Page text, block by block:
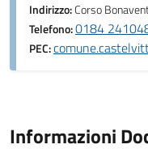
Indirizzo:Corso
Telefono:0184
PEC:
Informazioni